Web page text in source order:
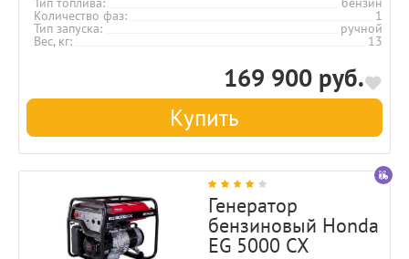
Количество фаз 1
Тип запуска ручной
Вес, кг 13
169 900 руб.
Купить
Генератор
бензиновый Honda
EG 5000 CX